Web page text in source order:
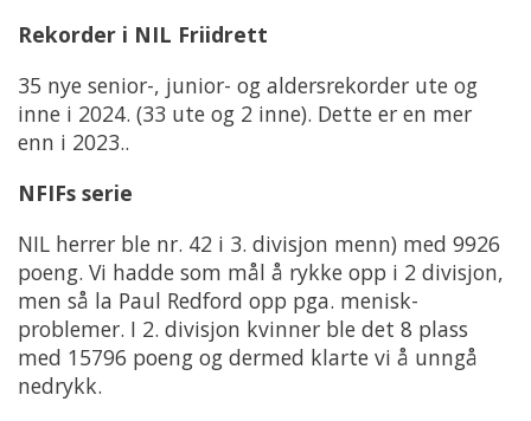
Rekorder i NIL Friidrett
35 nye senior-, junior- og aldersrekorder ute og
inne i 2024. (33 ute og 2 inne). Dette er en mer
enn i 2023..
NFIFs serie
NIL herrer ble nr. 42 i 3. divisjon menn) med 9926
poeng. Vi hadde som mål å rykke opp i 2 divisjon,
men så la Paul Redford opp pga. menisk-
problemer. I 2. divisjon kvinner ble det 8 plass
med 15796 poeng og dermed klarte vi å unngå
nedrykk.